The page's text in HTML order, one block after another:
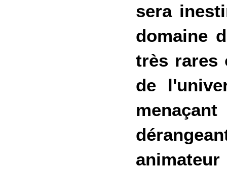
sera
domaine
très rares
de